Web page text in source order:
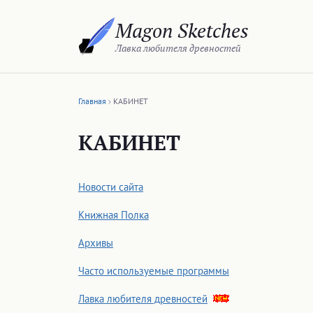
Magon Sketches
Лавка любителя древностей
Главная КАБИНЕТ
КАБИНЕТ
Новости сайта
Книжная Полка
Архивы
Часто используемые программы
Лавка любителя древностей